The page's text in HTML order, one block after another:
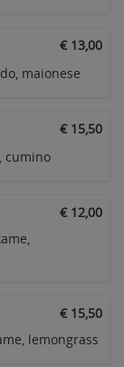
€ 13,00
maionese
€ 15,50
cumino
€ 12,00
€ 15,50
lemongrass